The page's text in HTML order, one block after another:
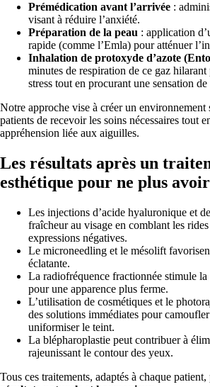
Prémédication avant l’arrivée :
visant à réduire l’anxiété.
Préparation de la peau : application
rapide (comme l’Emla) pour atténuer
Inhalation de protoxyde d’azote
minutes de respiration de ce gaz
stress tout en procurant une sensation
Notre approche vise à créer un environnement
patients de recevoir les soins nécessaires tout
appréhension liée aux aiguilles.
Les résultats après un
esthétique pour ne plus
Les injections d’acide hyaluronique et
fraîcheur au visage en comblant les
expressions négatives.
Le microneedling et le mésolift
éclatante.
La radiofréquence fractionnée stimule
pour une apparence plus ferme.
L’utilisation de cosmétiques et le
des solutions immédiates pour
uniformiser le teint.
La blépharoplastie peut contribuer à
rajeunissant le contour des yeux.
Tous ces traitements, adaptés à chaque